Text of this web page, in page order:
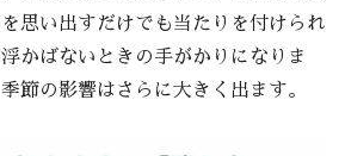
思い出すだけでも当たりを付けられ
かばないときの手がかりになりま
節の影響はさらに大きく出ます。